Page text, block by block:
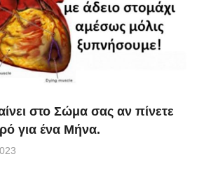
στο Σώμα σας αν πίνετε
για ένα Μήνα.